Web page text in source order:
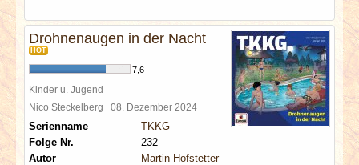
Drohnenaugen in der Nacht
HOT
7,6
Kinder u. Jugend
Nico Steckelberg 08. Dezember 2024
Serienname
TKKG
Folge Nr.
232
Autor
Martin Hofstetter